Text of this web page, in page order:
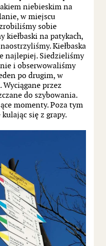
niebieskim na
w miejscu
sobie
kiełbaski na patykach,
Kiełbaska
najlepiej. Siedzieliśmy
i obserwowaliśmy
po drugim, w
przez
do szybowania.
momenty. Poza tym
się z grapy.